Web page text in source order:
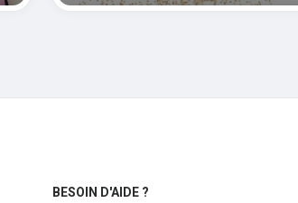
BESOIN D'AIDE ?